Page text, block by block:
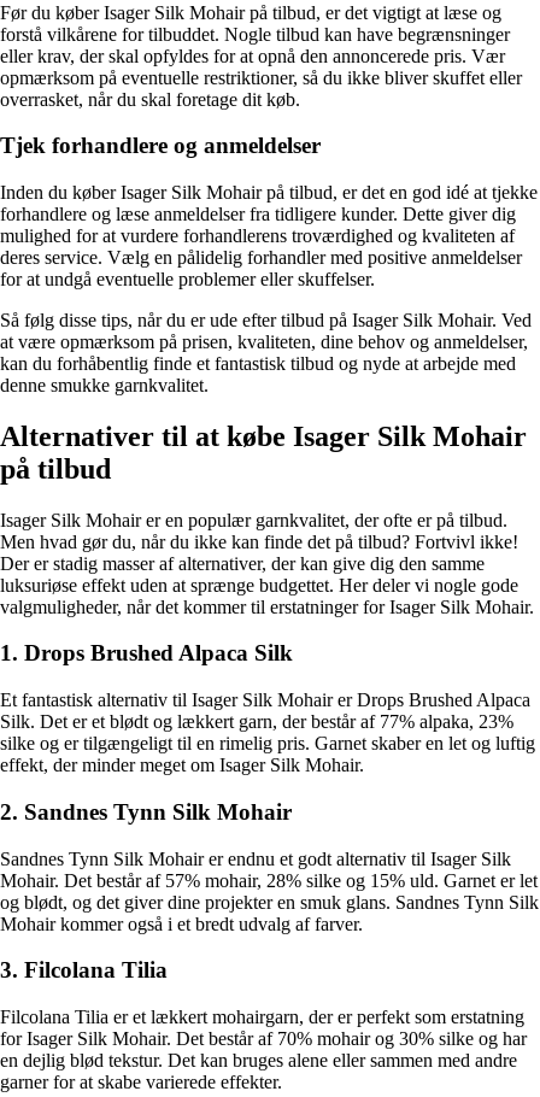
Før du køber Isager Silk Mohair på tilbud, er det vigtigt at læse og
forstå vilkårene for tilbuddet. Nogle tilbud kan have begrænsninger
eller krav, der skal opfyldes for at opnå den annoncerede pris. Vær
opmærksom på eventuelle restriktioner, så du ikke bliver skuffet eller
overrasket, når du skal foretage dit køb.
Tjek forhandlere og anmeldelser
Inden du køber Isager Silk Mohair på tilbud, er det en god idé at tjekke
forhandlere og læse anmeldelser fra tidligere kunder. Dette giver dig
mulighed for at vurdere forhandlerens troværdighed og kvaliteten af
deres service. Vælg en pålidelig forhandler med positive anmeldelser
for at undgå eventuelle problemer eller skuffelser.
Så følg disse tips, når du er ude efter tilbud på Isager Silk Mohair. Ved
at være opmærksom på prisen, kvaliteten, dine behov og anmeldelser,
kan du forhåbentlig finde et fantastisk tilbud og nyde at arbejde med
denne smukke garnkvalitet.
Alternativer til at købe Isager Silk Mohair
på tilbud
Isager Silk Mohair er en populær garnkvalitet, der ofte er på tilbud.
Men hvad gør du, når du ikke kan finde det på tilbud? Fortvivl ikke!
Der er stadig masser af alternativer, der kan give dig den samme
luksuriøse effekt uden at sprænge budgettet. Her deler vi nogle gode
valgmuligheder, når det kommer til erstatninger for Isager Silk Mohair.
1. Drops Brushed Alpaca Silk
Et fantastisk alternativ til Isager Silk Mohair er Drops Brushed Alpaca
Silk. Det er et blødt og lækkert garn, der består af 77% alpaka, 23%
silke og er tilgængeligt til en rimelig pris. Garnet skaber en let og luftig
effekt, der minder meget om Isager Silk Mohair.
2. Sandnes Tynn Silk Mohair
Sandnes Tynn Silk Mohair er endnu et godt alternativ til Isager Silk
Mohair. Det består af 57% mohair, 28% silke og 15% uld. Garnet er let
og blødt, og det giver dine projekter en smuk glans. Sandnes Tynn Silk
Mohair kommer også i et bredt udvalg af farver.
3. Filcolana Tilia
Filcolana Tilia er et lækkert mohairgarn, der er perfekt som erstatning
for Isager Silk Mohair. Det består af 70% mohair og 30% silke og har
en dejlig blød tekstur. Det kan bruges alene eller sammen med andre
garner for at skabe varierede effekter.